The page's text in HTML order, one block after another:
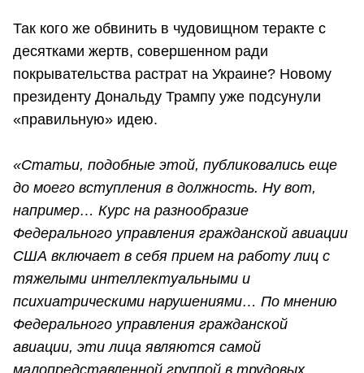
Так кого же обвинить в чудовищном теракте с
десятками жертв, совершенном ради
покрывательства растрат на Украине? Новому
президенту Дональду Трампу уже подсунули
«правильную» идею.
«Статьи, подобные этой, публиковались еще
до моего вступления в должность. Ну вот,
например… Курс на разнообразие
Федерального управления гражданской авиации
США включает в себя прием на работу лиц с
тяжелыми интеллектуальными и
психиатрическими нарушениями… По мнению
Федерального управления гражданской
авиации, эти лица являются самой
малопредставленной группой в трудовых